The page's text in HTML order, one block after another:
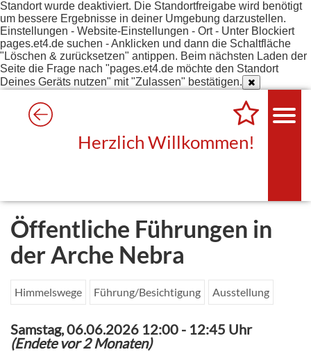
Standort wurde deaktiviert. Die Standortfreigabe wird benötigt
um bessere Ergebnisse in deiner Umgebung darzustellen.
Einstellungen - Website-Einstellungen - Ort - Unter Blockiert
pages.et4.de suchen - Anklicken und dann die Schaltfläche
"Löschen & zurücksetzen" antippen. Beim nächsten Laden der
Seite die Frage nach "pages.et4.de möchte den Standort
Deines Geräts nutzen" mit "Zulassen" bestätigen.
Herzlich Willkommen!
Öffentliche Führungen in
der Arche Nebra
Himmelswege Führung/Besichtigung Ausstellung
Samstag, 06.06.2026 12:00 - 12:45 Uhr
(Endete vor 2 Monaten)